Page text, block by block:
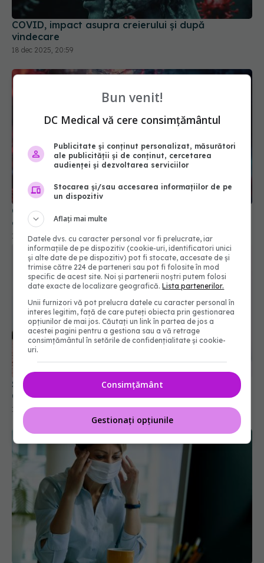
COVID, impact asupra creierului și după
vindecare
18 dec 2025, 20:59
Creierul afectat de COVID-19. Trunchiul cerebral,
cheia simptomelor pe termen lung
11 oct 2025, 15:54
Spray-ul nazal pentru alergii care poate preveni
COVID-ul, răceala și alte infecții respiratorii
15 sep 2025, 20:32
Bun venit!
DC Medical vă cere consimțământul
Publicitate și conținut personalizat, măsurători
ale publicității și de conținut, cercetarea
audienței și dezvoltarea serviciilor
Stocarea și/sau accesarea informațiilor de pe
un dispozitiv
Aflați mai multe
Datele dvs. cu caracter personal vor fi prelucrate, iar
informațiile de pe dispozitiv (cookie-uri, identificatori unici
și alte date de pe dispozitiv) pot fi stocate, accesate de și
trimise către 224 de parteneri sau pot fi folosite în mod
specific de acest site. Noi și partenerii noștri putem folosi
date exacte de localizare geografică.Lista partenerilor.
Unii furnizori vă pot prelucra datele cu caracter personal în
interes legitim, față de care puteți obiecta prin gestionarea
opțiunilor de mai jos. Căutați un link în partea de jos a
acestei pagini pentru a gestiona sau a vă retrage
consimțământul în setările de confidențialitate și cookie-
uri.
Consimțământ
Gestionați opțiunile